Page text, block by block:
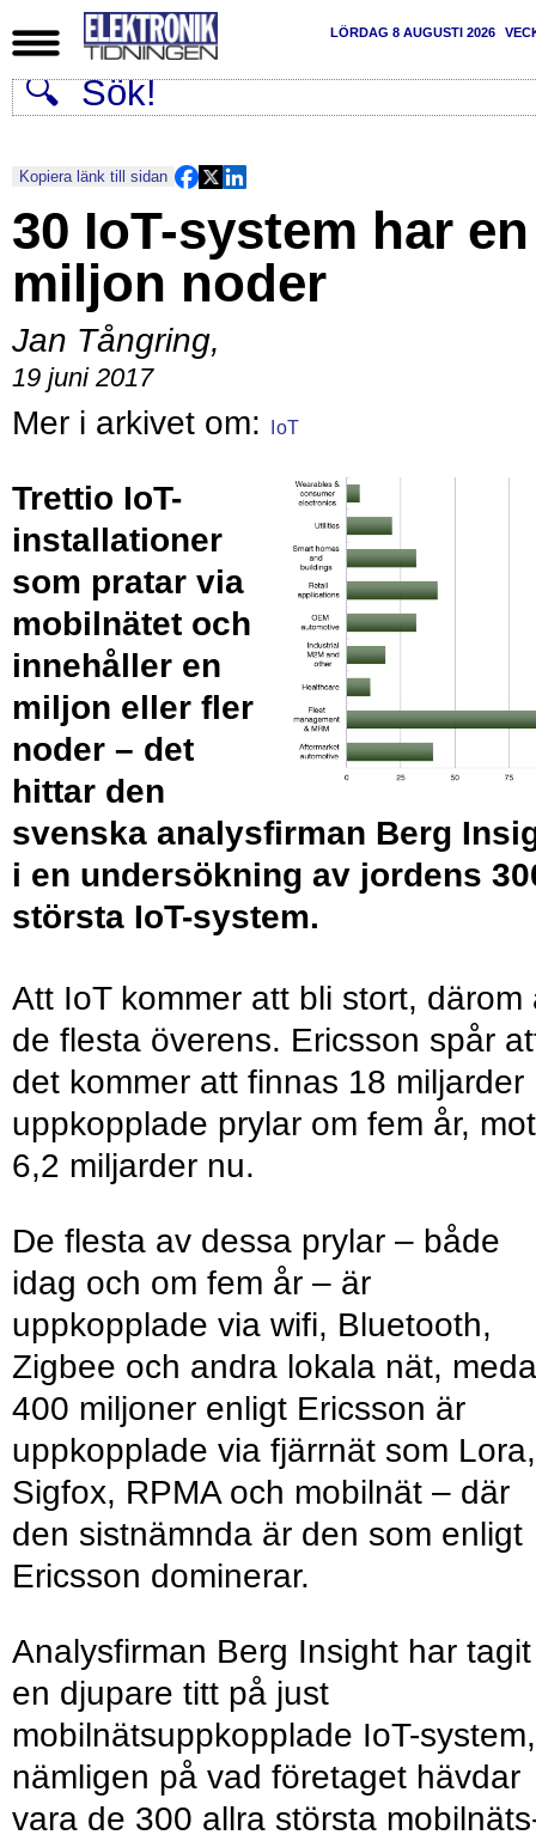
LÖRDAG 8 AUGUSTI 2026
Kopiera länk till sidan
30 IoT-system har en
miljon noder
Jan Tångring,
19 juni 2017
IoT
Trettio IoT-
installationer
som pratar via
mobilnätet och
innehåller en
miljon eller fler
noder – det
hittar den
svenska analysfirman Berg
i en undersökning av jordens
största IoT-system.
Att IoT kommer att bli stort, därom
de flesta överens. Ericsson spår
det kommer att finnas 18 miljarder
uppkopplade prylar om fem år, mot
6,2 miljarder nu.
De flesta av dessa prylar – både
idag och om fem år – är
uppkopplade via wifi, Bluetooth,
Zigbee och andra lokala nät,
400 miljoner enligt Ericsson är
uppkopplade via fjärrnät som Lora,
Sigfox, RPMA och mobilnät – där
den sistnämnda är den som enligt
Ericsson dominerar.
Analysfirman Berg Insight har tagit
en djupare titt på just
mobilnätsuppkopplade IoT-system,
nämligen på vad företaget hävdar
vara de 300 allra största